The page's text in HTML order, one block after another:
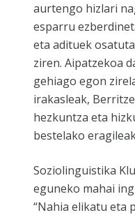
aurtengo hizlari
esparru
eta adituek
ziren. Aipatzekoa
gehiago egon
irakasleak,
hezkuntza eta
bestelako
Soziolinguistika
eguneko mahai
“Nahia elikatu eta